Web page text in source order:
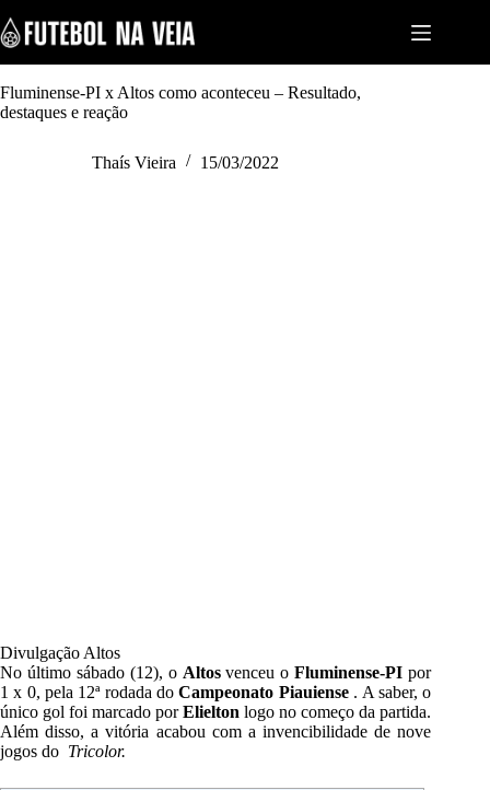
k
i
p
t
o
Fluminense-PI x Altos como aconteceu – Resultado,
destaques e reação
Thaís Vieira 15/03/2022
Divulgação Altos
No último sábado (12), o Altosvenceu oFluminense-PI por
1 x 0, pela 12ª rodada doCampeonato Piauiense. A saber, o
único gol foi marcado porElielton logo no começo da partida.
Além disso, a vitória acabou com a invencibilidade de nove
jogos do Tricolor.